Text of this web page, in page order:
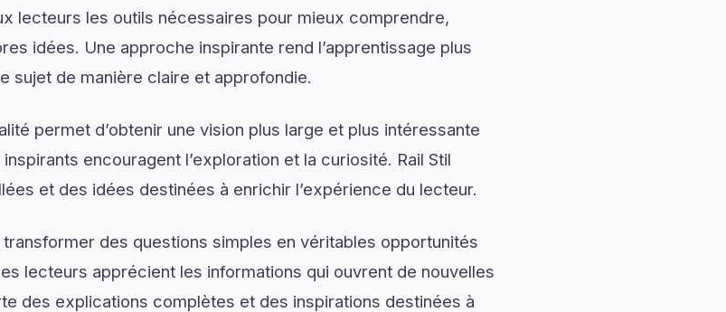
lecteurs les outils nécessaires pour mieux comprendre,
idées. Une approche inspirante rend l’apprentissage plus
sujet de manière claire et approfondie.
permet d’obtenir une vision plus large et plus intéressante
encouragent l’exploration et la curiosité. Rail Stil
et des idées destinées à enrichir l’expérience du lecteur.
des questions simples en véritables opportunités
lecteurs apprécient les informations qui ouvrent de nouvelles
des explications complètes et des inspirations destinées à